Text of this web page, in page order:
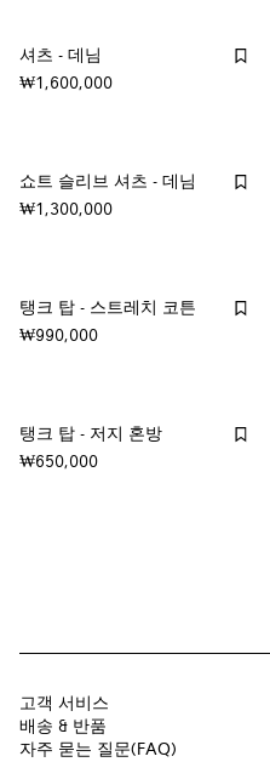
셔츠 - 데님
₩1,600,000
쇼트 슬리브 셔츠 - 데님
₩1,300,000
탱크 탑 - 스트레치 코튼
₩990,000
탱크 탑 - 저지 혼방
₩650,000
고객 서비스
배송 & 반품
자주 묻는 질문(FAQ)